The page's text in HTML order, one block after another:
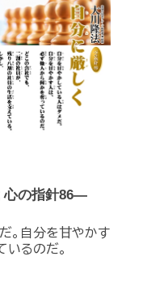
心の指針86―
。自分を甘やかす
いるのだ。